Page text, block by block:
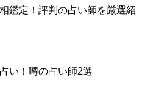
鑑定！評判の占い師を厳選紹
い！噂の占い師2選